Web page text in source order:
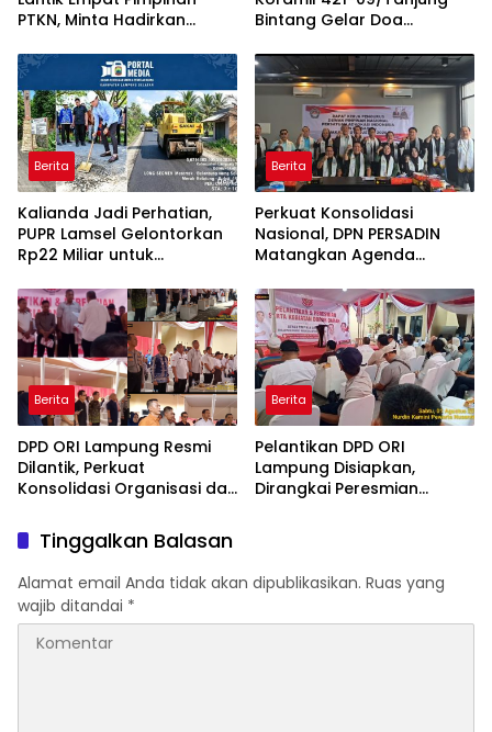
PTKN, Minta Hadirkan
Pertama
Bintang Gelar Doa
Kodam XXI/Radin Inten
Berita
Kalianda Jadi Perhatian,
PUPR Lamsel Gelontorkan
Rp22 Miliar untuk
Jalan di 2026
Berita
Perkuat Konsolidasi
Nasional, DPN PERSADIN
Matangkan Agenda
Organisasi Advokat
Berita
DPD ORI Lampung Resmi
Dilantik, Perkuat
Konsolidasi Organisasi dan
Pengabdian untuk
Masyarakat
Berita
Pelantikan DPD ORI
Lampung Disiapkan,
Dirangkai Peresmian
Tinggalkan Balasan
Alamat email Anda tidak akan dipublikasikan. Ruas yang
wajib ditandai *